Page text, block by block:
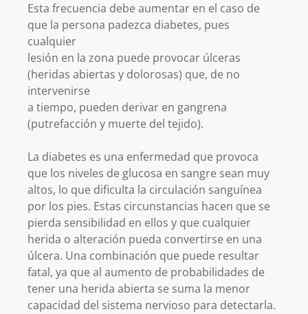
Esta frecuencia debe aumentar en el caso de
que la persona padezca diabetes, pues
cualquier
lesión en la zona puede provocar úlceras
(heridas abiertas y dolorosas) que, de no
intervenirse
a tiempo, pueden derivar en gangrena
(putrefacción y muerte del tejido).
La diabetes es una enfermedad que provoca
que los niveles de glucosa en sangre sean muy
altos, lo que dificulta la circulación sanguínea
por los pies. Estas circunstancias hacen que se
pierda sensibilidad en ellos y que cualquier
herida o alteración pueda convertirse en una
úlcera. Una combinación que puede resultar
fatal, ya que al aumento de probabilidades de
tener una herida abierta se suma la menor
capacidad del sistema nervioso para detectarla.